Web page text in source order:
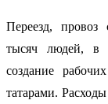
Переезд, провоз
тысяч людей, в
создание
татарами.